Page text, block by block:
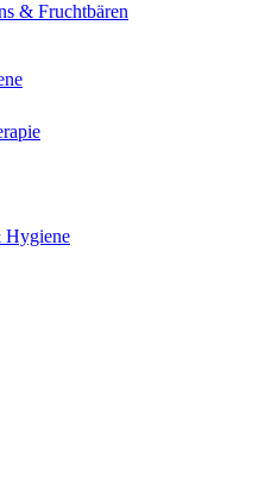
& Fruchtbären
Hygiene